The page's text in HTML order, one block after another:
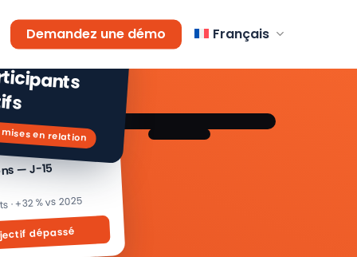
Demandez une démo Français
— J-15
· +32 % vs 2025
dépassé
de
mises en relation